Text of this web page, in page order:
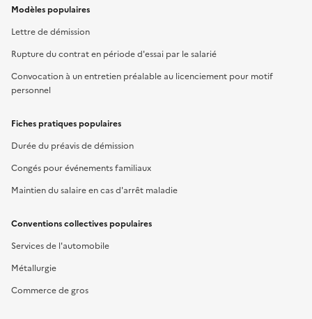
Modèles populaires
Lettre de démission
Rupture du contrat en période d'essai par le salarié
Convocation à un entretien préalable au licenciement pour motif
personnel
Fiches pratiques populaires
Durée du préavis de démission
Congés pour événements familiaux
Maintien du salaire en cas d'arrêt maladie
Conventions collectives populaires
Services de l'automobile
Métallurgie
Commerce de gros